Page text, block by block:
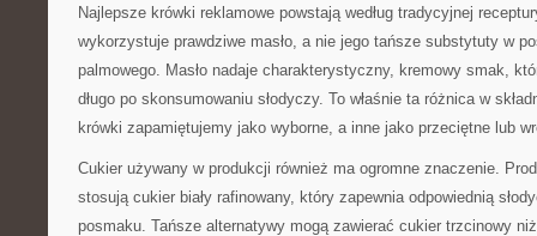
Najlepsze krówki reklamowe powstają według tradycyjnej
wykorzystuje prawdziwe masło, a nie jego tańsze substytuty w
palmowego. Masło nadaje charakterystyczny, kremowy smak,
długo po skonsumowaniu słodyczy. To właśnie ta różnica w
krówki zapamiętujemy jako wyborne, a inne jako przeciętne lub
Cukier używany w produkcji również ma ogromne znaczenie.
stosują cukier biały rafinowany, który zapewnia odpowiednią
posmaku. Tańsze alternatywy mogą zawierać cukier trzcinowy